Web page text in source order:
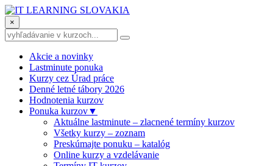
×
Akcie a novinky
Lastminute ponuka
Kurzy cez Úrad práce
Denné letné tábory 2026
Hodnotenia kurzov
Ponuka kurzov▼
Aktuálne lastminute – zlacnené termíny kurzov
Všetky kurzy – zoznam
Preskúmajte ponuku – katalóg
Online kurzy a vzdelávanie